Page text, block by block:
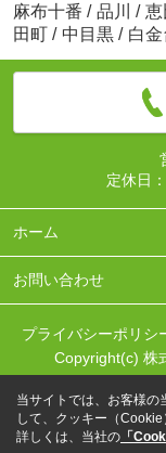
麻布十番 / 品川 / 恵
田町 / 中目黒 / 白金
定休日：
ホーム
お問い合わせ
プライバシーポリシ
Copyright(c) 株
当サイトでは、お客様の
して、クッキー（Cookie
詳しくは、当社の 「